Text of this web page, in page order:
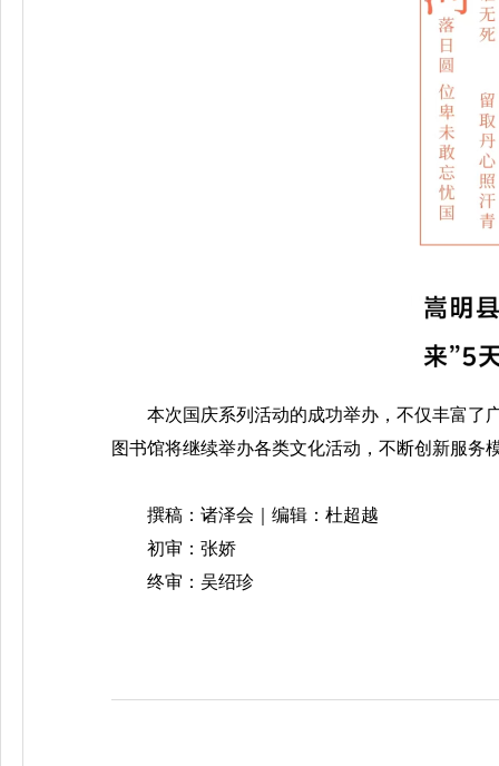
本次国庆系列活动的成功举办，不仅丰富了
图书馆将继续举办各类文化活动，不断创新服务
撰稿：诸泽会｜编辑：杜超越
初审：张娇
终审：吴绍珍